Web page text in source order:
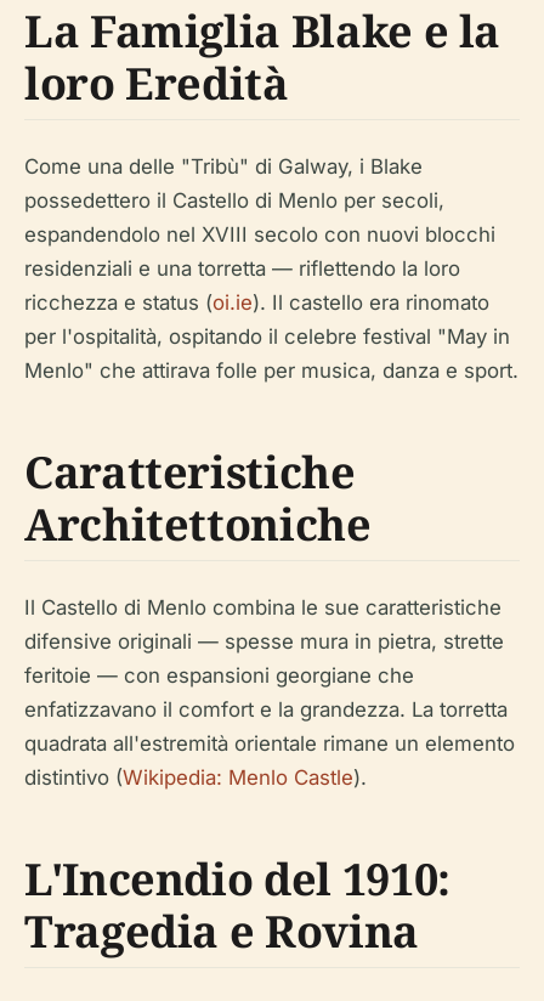
La Famiglia Blake e la
loro Eredità
Come una delle "Tribù" di Galway, i Blake
possedettero il Castello di Menlo per secoli,
espandendolo nel XVIII secolo con nuovi blocchi
residenziali e una torretta — riflettendo la loro
ricchezza e status (oi.ie). Il castello era rinomato
per l'ospitalità, ospitando il celebre festival "May in
Menlo" che attirava folle per musica, danza e sport.
Caratteristiche
Architettoniche
Il Castello di Menlo combina le sue caratteristiche
difensive originali — spesse mura in pietra, strette
feritoie — con espansioni georgiane che
enfatizzavano il comfort e la grandezza. La torretta
quadrata all'estremità orientale rimane un elemento
distintivo (Wikipedia: Menlo Castle).
L'Incendio del 1910:
Tragedia e Rovina